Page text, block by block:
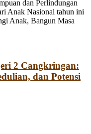
dan Perlindungan
Anak Nasional tahun ini
Anak, Bangun Masa
2 Cangkringan:
dan Potensi